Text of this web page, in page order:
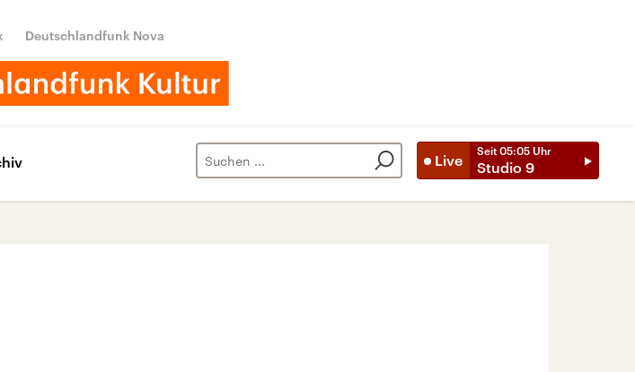
Deutschlandfunk Nova
Live
Seit 05:05 Uhr
Studio 9